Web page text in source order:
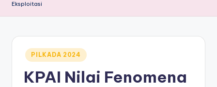
Eksploitasi
Posted
in
PILKADA 2024
KPAI Nilai Fenomena